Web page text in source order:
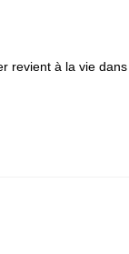
revient à la vie